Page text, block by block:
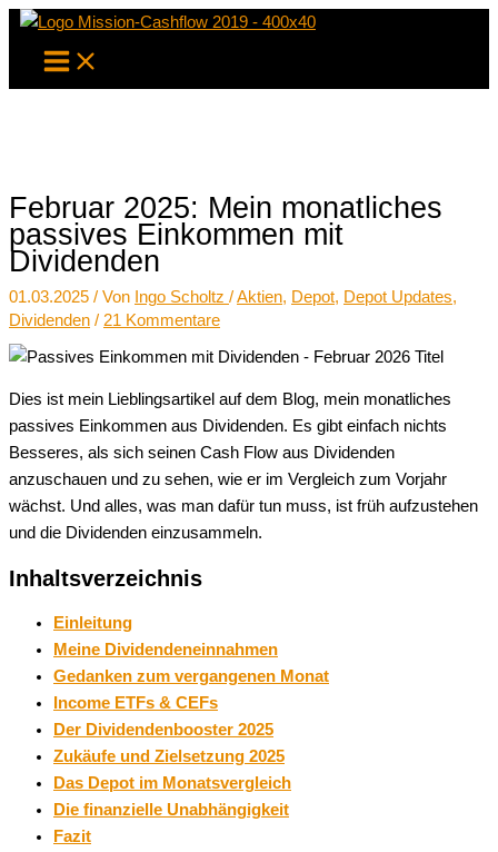
Zum
Inhalt
springen
Februar 2025: Mein monatliches
passives Einkommen mit
Dividenden
01.03.2025 / Von Ingo Scholtz /Aktien, Depot, Depot Updates,
Dividenden / 21 Kommentare
Dies ist mein Lieblingsartikel auf dem Blog, mein monatliches
passives Einkommen aus Dividenden. Es gibt einfach nichts
Besseres, als sich seinen Cash Flow aus Dividenden
anzuschauen und zu sehen, wie er im Vergleich zum Vorjahr
wächst. Und alles, was man dafür tun muss, ist früh aufzustehen
und die Dividenden einzusammeln.
Inhaltsverzeichnis
Einleitung
Meine Dividendeneinnahmen
Gedanken zum vergangenen Monat
Income ETFs & CEFs
Der Dividendenbooster 2025
Zukäufe und Zielsetzung 2025
Das Depot im Monatsvergleich
Die finanzielle Unabhängigkeit
Fazit